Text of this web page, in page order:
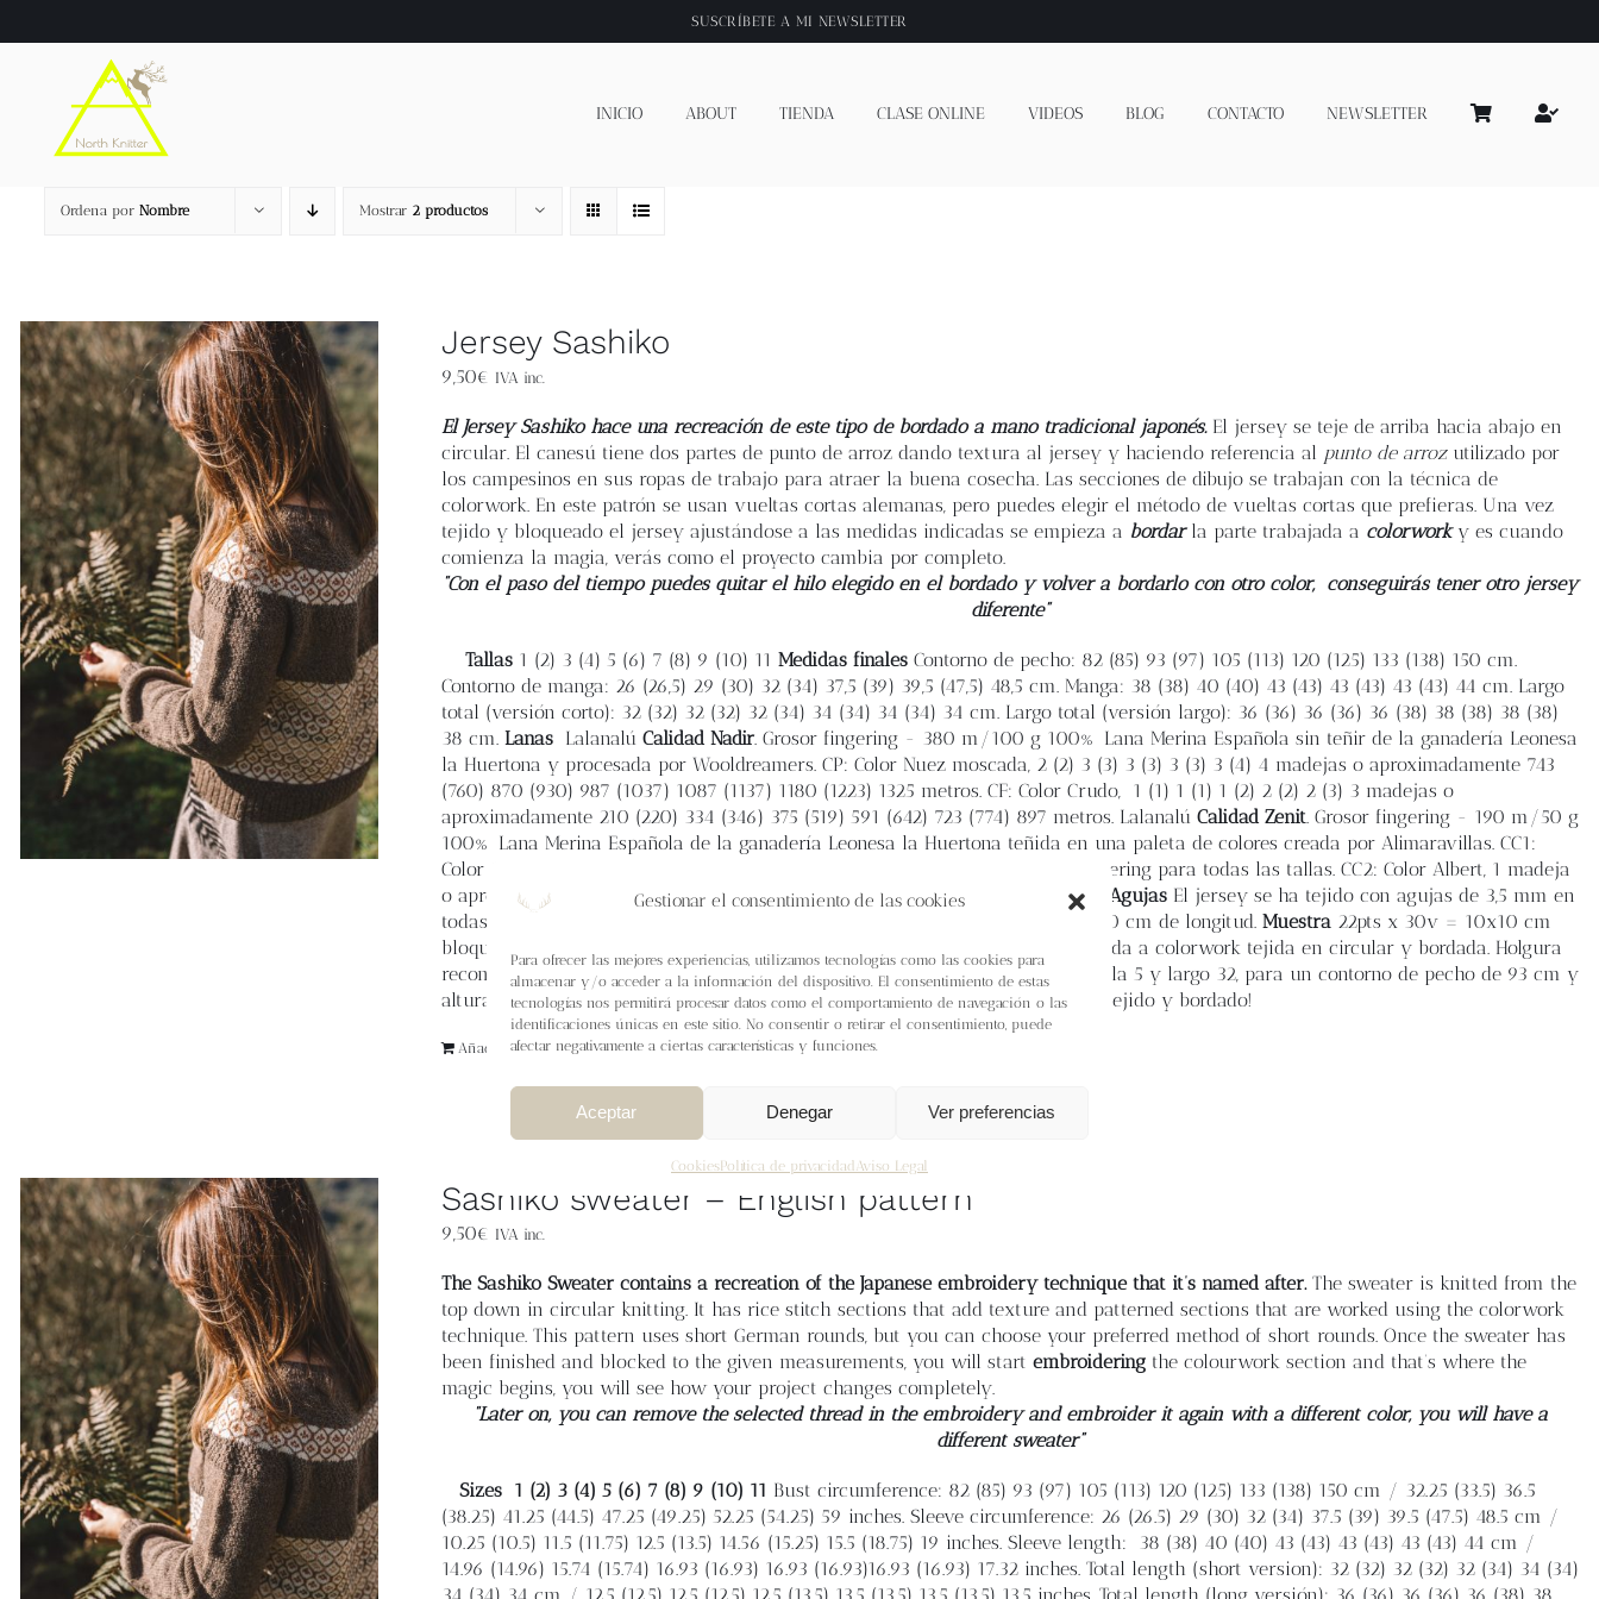
Gestionar el consentimiento de las cookies
Para ofrecer las mejores experiencias, utilizamos tecnologías como las cookies para
almacenar y/o acceder a la información del dispositivo. El consentimiento de estas
tecnologías nos permitirá procesar datos como el comportamiento de navegación o las
identificaciones únicas en este sitio. No consentir o retirar el consentimiento, puede
afectar negativamente a ciertas características y funciones.
Aceptar Denegar Ver preferencias
CookiesPolítica de privacidad Aviso Legal
al
SUSCRÍBETE A MI NEWSLETTER
INICIO ABOUT TIENDA CLASE ONLINE VIDEOS BLOG CONTACTO NEWSLETTER
Ordena por Nombre Mostrar 2 productos
Jersey Sashiko
9,50€ IVA inc.
El Jersey Sashiko hace una recreación de este tipo de bordado a mano tradicional japonés.El jersey se teje de arriba hacia abajo en
circular. El canesú tiene dos partes de punto de arroz dando textura al jersey y haciendo referencia al punto de arrozutilizado por
los campesinos en sus ropas de trabajo para atraer la buena cosecha. Las secciones de dibujo se trabajan con la técnica de
colorwork. En este patrón se usan vueltas cortas alemanas, pero puedes elegir el método de vueltas cortas que prefieras. Una vez
tejido y bloqueado el jersey ajustándose a las medidas indicadas se empieza a bordarla parte trabajada a colorwork y es cuando
comienza la magia, verás como el proyecto cambia por completo.
“Con el paso del tiempo puedes quitar el hilo elegido en el bordado y volver a bordarlo con otro color, conseguirás tener otro jersey
diferente”
Tallas1 (2) 3 (4) 5 (6) 7 (8) 9 (10) 11 Medidas finalesContorno de pecho: 82 (85) 93 (97) 105 (113) 120 (125) 133 (138) 150 cm.
Contorno de manga: 26 (26,5) 29 (30) 32 (34) 37,5 (39) 39,5 (47,5) 48,5 cm. Manga: 38 (38) 40 (40) 43 (43) 43 (43) 43 (43) 44 cm. Largo
total (versión corto): 32 (32) 32 (32) 32 (34) 34 (34) 34 (34) 34 cm. Largo total (versión largo): 36 (36) 36 (36) 36 (38) 38 (38) 38 (38)
38 cm. Lanas Lalanalú Calidad Nadir. Grosor fingering - 380 m/100 g 100% Lana Merina Española sin teñir de la ganadería Leonesa
la Huertona y procesada por Wooldreamers. CP: Color Nuez moscada, 2 (2) 3 (3) 3 (3) 3 (3) 3 (4) 4 madejas o aproximadamente 743
(760) 870 (930) 987 (1037) 1087 (1137) 1180 (1223) 1325 metros. CF: Color Crudo, 1 (1) 1 (1) 1 (2) 2 (2) 2 (3) 3 madejas o
aproximadamente 210 (220) 334 (346) 375 (519) 591 (642) 723 (774) 897 metros. Lalanalú Calidad Zenit. Grosor fingering - 190 m/50 g
100% Lana Merina Española de la ganadería Leonesa la Huertona teñida en una paleta de colores creada por Alimaravillas. CC1:
Color Coni Darko, 1 madeja o aproximadamente 190 metros de lana grosor fingering para todas las tallas. CC2: Color Albert, 1 madeja
o aproximadamente 190 metros de lana grosor fingering para todas las tallas.
Agujas El jersey se ha tejido con agujas de 3,5 mm en
todas las secciones (elástico, tejido liso y colorwork), y cables de 80 cm y 100 cm de longitud. Muestra 22pts x 30v = 10x10 cm
bloqueada a punto jersey tejida en circular. 24pts x 30v = 10x10 cm bloqueada a colorwork tejida en circular y bordada. Holgura
recomendada 6 - 12 cm de holgura positiva. La muestra está tejida en la talla 5 y largo 32, para un contorno de pecho de 93 cm y
altura de 1,69 cm (12 cm de holgura positiva). Disfruta de este patrón. ¡Feliz tejido y bordado!
Añadir al carrito Detalles
Sashiko sweater – English pattern
9,50€ IVA inc.
The Sashiko Sweater contains a recreation of the Japanese embroidery technique that it’s named after.The sweater is knitted from the
top down in circular knitting. It has rice stitch sections that add texture and patterned sections that are worked using the colorwork
technique. This pattern uses short German rounds, but you can choose your preferred method of short rounds. Once the sweater has
been finished and blocked to the given measurements, you will start embroideringthe colourwork section and that’s where the
magic begins, you will see how your project changes completely.
“Later on, you can remove the selected thread in the embroidery and embroider it again with a different color, you will have a
different sweater”
Sizes 1 (2) 3 (4) 5 (6) 7 (8) 9 (10) 11 Bust circumference: 82 (85) 93 (97) 105 (113) 120 (125) 133 (138) 150 cm / 32.25 (33.5) 36.5
(38.25) 41.25 (44.5) 47.25 (49.25) 52.25 (54.25) 59 inches. Sleeve circumference: 26 (26.5) 29 (30) 32 (34) 37.5 (39) 39.5 (47.5) 48.5 cm /
10.25 (10.5) 11.5 (11.75) 12.5 (13.5) 14.56 (15.25) 15.5 (18.75) 19 inches. Sleeve length:
38 (38) 40 (40) 43 (43) 43 (43) 43 (43) 44 cm /
14.96 (14.96) 15.74 (15.74) 16.93 (16.93) 16.93 (16.93)16.93 (16.93) 17.32 inches. Total length (short version): 32 (32) 32 (32) 32 (34) 34 (34)